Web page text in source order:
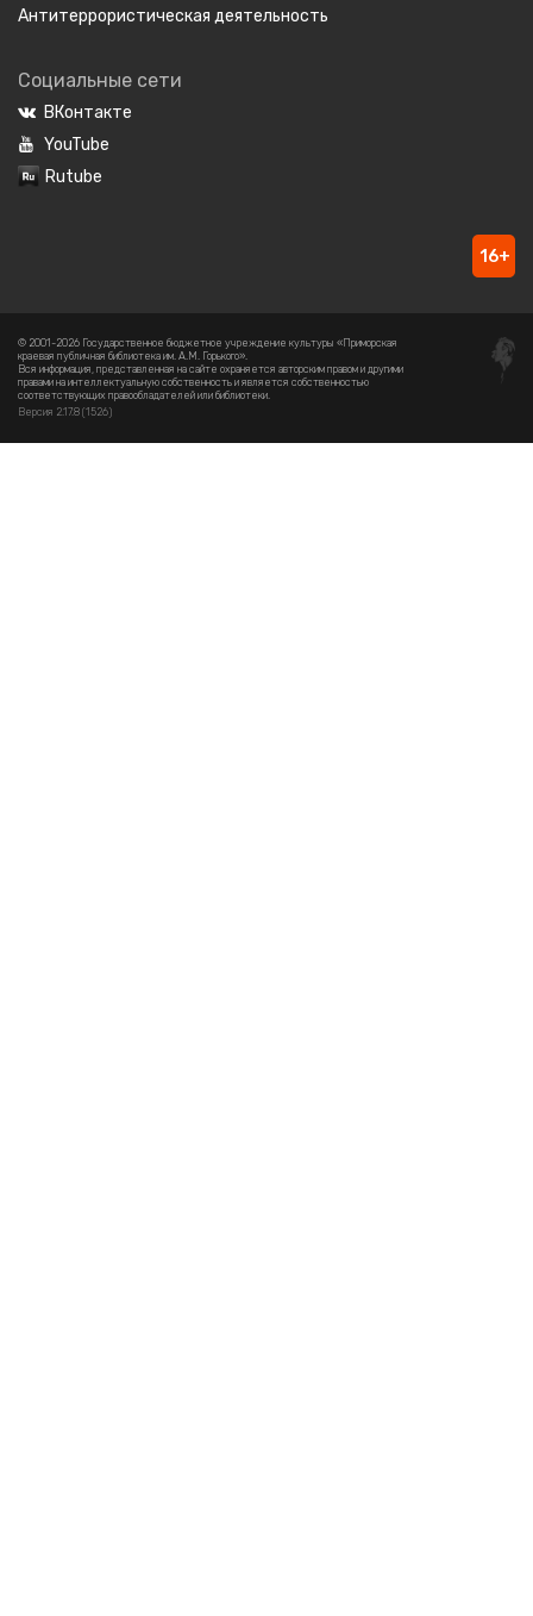
Антитеррористическая деятельность
Социальные сети
ВКонтакте
YouTube
Rutube
16+
© 2001-2026 Государственное бюджетное учреждение культуры «Приморская
краевая публичная библиотека им. А.М. Горького».
Вся информация, представленная на сайте охраняется авторским правом и другими
правами на интеллектуальную собственность и является собственностью
соответствующих правообладателей или библиотеки.
Версия 2.17.8 (1526)